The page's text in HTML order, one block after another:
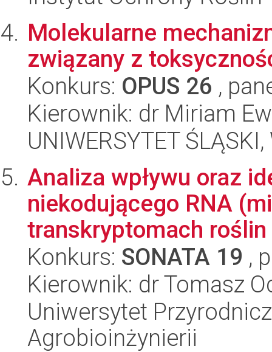
Molekularne
związany z
Konkurs: OPUS 26 ,
Kierownik: dr Miriam
UNIWERSYTET
Analiza wpływu oraz
niekodującego RNA
transkryptomach
Konkurs: SONATA 19 ,
Kierownik: dr Tomasz
Uniwersytet
Agrobioinżynierii